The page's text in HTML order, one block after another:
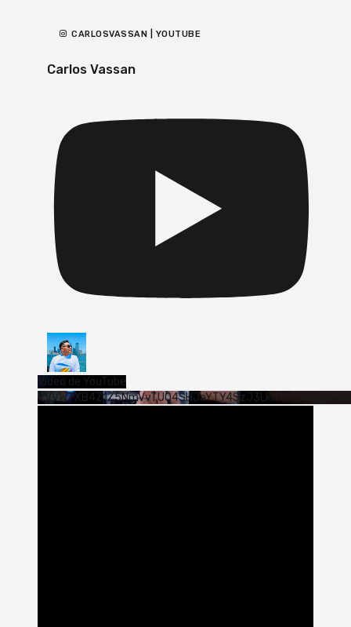
CARLOSVASSAN | YOUTUBE
Carlos Vassan
Vídeo de YouTube